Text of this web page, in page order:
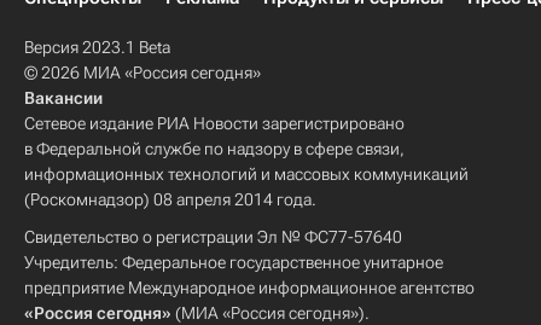
Версия 2023.1 Beta
© 2026 МИА «Россия сегодня»
Вакансии
Сетевое издание РИА Новости зарегистрировано
в Федеральной службе по надзору в сфере связи,
информационных технологий и массовых коммуникаций
(Роскомнадзор) 08 апреля 2014 года.
Свидетельство о регистрации Эл № ФС77-57640
Учредитель: Федеральное государственное унитарное
предприятие Международное информационное агентство
«Россия сегодня» (МИА «Россия сегодня»).